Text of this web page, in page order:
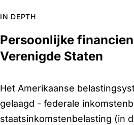
IN DEPTH
Persoonlijke
Verenigde Staten
Het Amerikaanse
gelaagd - federale
staatsinkomstenbelasting (in